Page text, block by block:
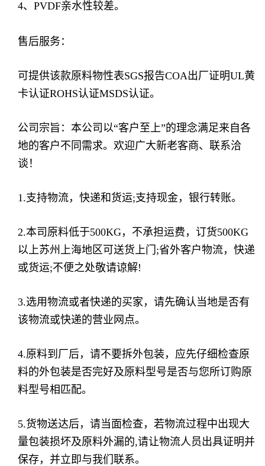
4、PVDF亲水性较差。
售后服务：
可提供该款原料物性表SGS报告COA出厂证明UL黄
卡认证ROHS认证MSDS认证。
公司宗旨：本公司以“客户至上”的理念满足来自各
地的客户不同需求。欢迎广大新老客商、联系洽
谈！
1.支持物流，快递和货运;支持现金，银行转账。
2.本司原料低于500KG，不承担运费，订货500KG
以上苏州上海地区可送货上门;省外客户物流，快递
或货运;不便之处敬请谅解!
3.选用物流或者快递的买家，请先确认当地是否有
该物流或快递的营业网点。
4.原料到厂后，请不要拆外包装，应先仔细检查原
料的外包装是否完好及原料型号是否与您所订购原
料型号相匹配。
5.货物送达后，请当面检查，若物流过程中出现大
量包装损坏及原料外漏的,请让物流人员出具证明并
保存，并立即与我们联系。